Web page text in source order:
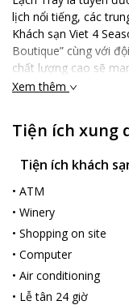
lịch nổi tiếng, các
Khách sạn Viet 4
Boutique” cùng với
chất lượng cao sẽ
với những trải nghiệm
Xem thêm
Tiện ích xung
Tiện ích khách
• ATM
• Winery
• Shopping on site
• Computer
• Air conditioning
• Lễ tân 24 giờ